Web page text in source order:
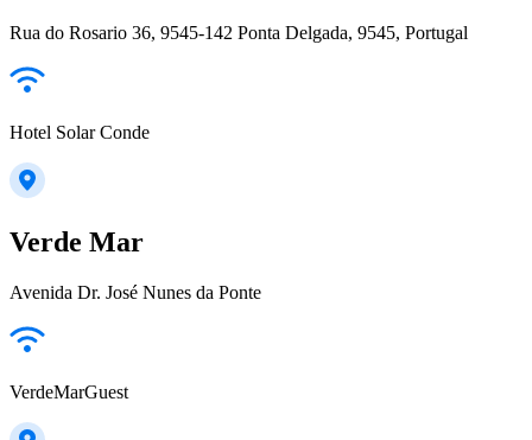
Rua do Rosario 36, 9545-142 Ponta Delgada, 9545, Portugal
Hotel Solar Conde
Verde Mar
Avenida Dr. José Nunes da Ponte
VerdeMarGuest